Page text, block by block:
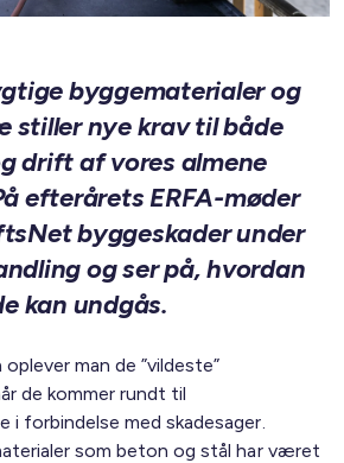
byggematerialer og
stiller nye krav til både
drift af vores almene
efterårets ERFA-møder
byggeskader under
og ser på, hvordan
kan undgås.
man de ”vildeste”
de kommer rundt til
i forbindelse med skadesager.
som beton og stål har været